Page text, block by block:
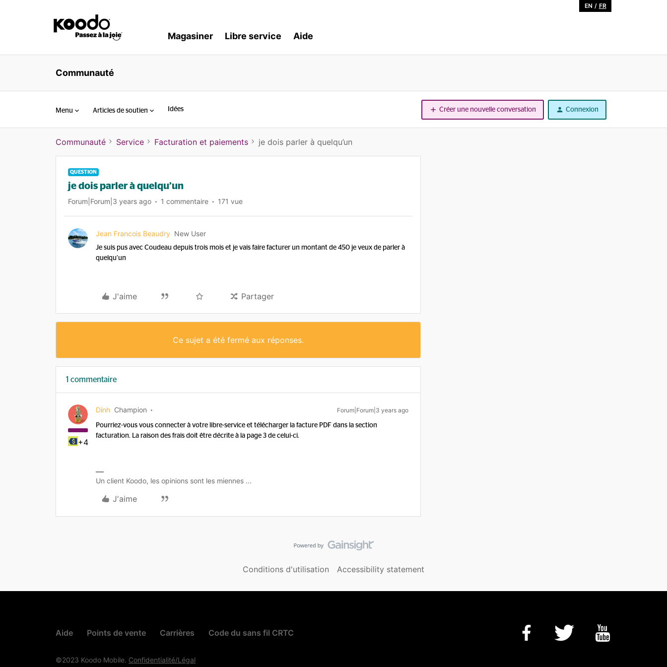
EN / FR
Magasiner Libre service Aide
Communauté
Menu Articles de soutien Idées Créer une nouvelle conversation Connexion
Communauté Service Facturation et paiements je dois parler à quelqu’un
QUESTION
je dois parler à quelqu’un
Forum|Forum|3 years ago 1 commentaire 171 vue
Jean Francois Beaudry New User
Je suis pus avec Coudeau depuis trois mois et je vais faire facturer un montant de 450 je veux de parler à
quelqu’un
J'aime Partager
Ce sujet a été fermé aux réponses.
1 commentaire
+4
Dinh Champion Forum|Forum|3 years ago
Pourriez-vous vous connecter à votre libre-service et télécharger la facture PDF dans la section
facturation. La raison des frais doit être décrite à la page 3 de celui-ci.
Un client Koodo, les opinions sont les miennes ...
J'aime
Conditions d'utilisation Accessibility statement
Aide Points de vente Carrières Code du sans fil CRTC
©2023 Koodo Mobile. Confidentialité/Légal